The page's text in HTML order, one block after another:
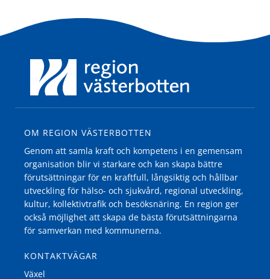
OM REGION VÄSTERBOTTEN
Genom att samla kraft och kompetens i en gemensam
organisation blir vi starkare och kan skapa bättre
förutsättningar för en kraftfull, långsiktig och hållbar
utveckling för hälso- och sjukvård, regional utveckling,
kultur, kollektivtrafik och besöksnäring. En region ger
också möjlighet att skapa de bästa förutsättningarna
för samverkan med kommunerna.
KONTAKTVÄGAR
Växel